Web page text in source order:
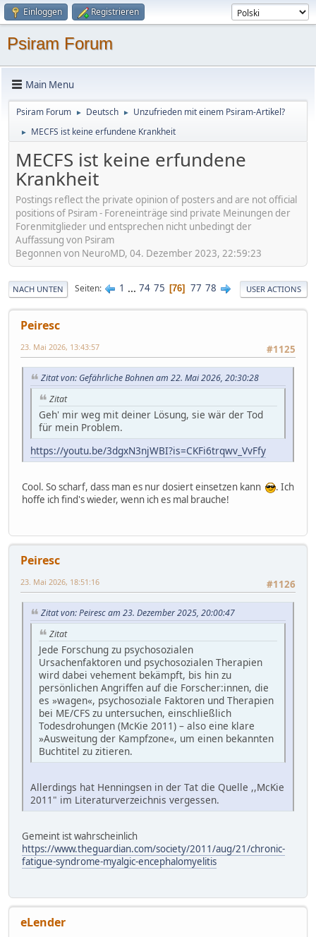
Einloggen Registrieren
Psiram Forum
Main Menu
Psiram Forum ► Deutsch ► Unzufrieden mit einem Psiram-Artikel?
► MECFS ist keine erfundene Krankheit
MECFS ist keine erfundene
Krankheit
Postings reflect the private opinion of posters and are not official
positions of Psiram - Foreneinträge sind private Meinungen der
Forenmitglieder und entsprechen nicht unbedingt der
Auffassung von Psiram
Begonnen von NeuroMD, 04. Dezember 2023, 22:59:23
NACH UNTEN Seiten 1 ... 74 75 76 77 78 USER ACTIONS
Peiresc
#1125
23. Mai 2026, 13:43:57
Zitat von: Gefährliche Bohnen am 22. Mai 2026, 20:30:28
Zitat
Geh' mir weg mit deiner Lösung, sie wär der Tod
für mein Problem.
https://youtu.be/3dgxN3njWBI?is=CKFi6trqwv_VvFfy
Cool. So scharf, dass man es nur dosiert einsetzen kann
. Ich
hoffe ich find's wieder, wenn ich es mal brauche!
Peiresc
#1126
23. Mai 2026, 18:51:16
Zitat von: Peiresc am 23. Dezember 2025, 20:00:47
Zitat
Jede Forschung zu psychosozialen
Ursachenfaktoren und psychosozialen Therapien
wird dabei vehement bekämpft, bis hin zu
persönlichen Angriffen auf die Forscher:innen, die
es »wagen«, psychosoziale Faktoren und Therapien
bei ME/CFS zu untersuchen, einschließlich
Todesdrohungen (McKie 2011) – also eine klare
»Ausweitung der Kampfzone«, um einen bekannten
Buchtitel zu zitieren.
Allerdings hat Henningsen in der Tat die Quelle ,,McKie
2011" im Literaturverzeichnis vergessen.
Gemeint ist wahrscheinlich
https://www.theguardian.com/society/2011/aug/21/chronic-
fatigue-syndrome-myalgic-encephalomyelitis
eLender